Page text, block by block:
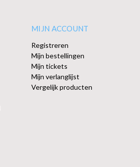
MIJN ACCOUNT
Registreren
Mijn bestellingen
Mijn tickets
Mijn verlanglijst
Vergelijk producten